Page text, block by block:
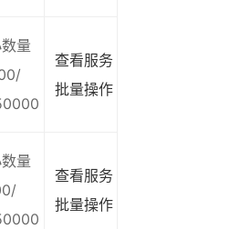
量
查看服务
批量操作
量
查看服务
批量操作